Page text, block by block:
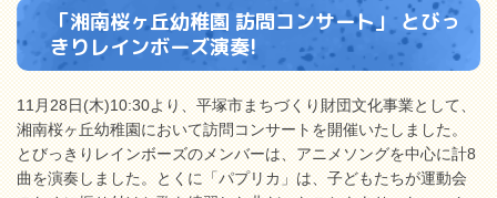
「湘南桜ヶ丘幼稚園 訪問コンサート」 とびっ
きりレインボーズ演奏!
11月28日(木)10:30より、平塚市まちづくり財団文化事業として、
湘南桜ヶ丘幼稚園において訪問コンサートを開催いたしました。
とびっきりレインボーズのメンバーは、アニメソングを中心に計8
曲を演奏しました。とくに「パプリカ」は、子どもたちが運動会